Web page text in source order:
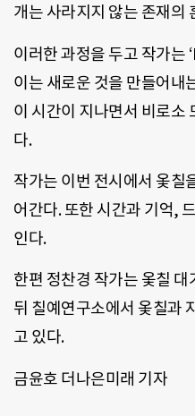
개는 사라지지 않는 존재의
이러한 과정을 두고 작가는
이는 새로운 것을 만들어내
이 시간이 지나면서 비로소
다.
작가는 이번 전시에서 옻칠
어간다. 또한 시간과 기억,
인다.
한편 정찬경 작가는 옻칠
뒤 칠예연구소에서 옻칠과
고 있다.
금윤호 더나은미래 기자